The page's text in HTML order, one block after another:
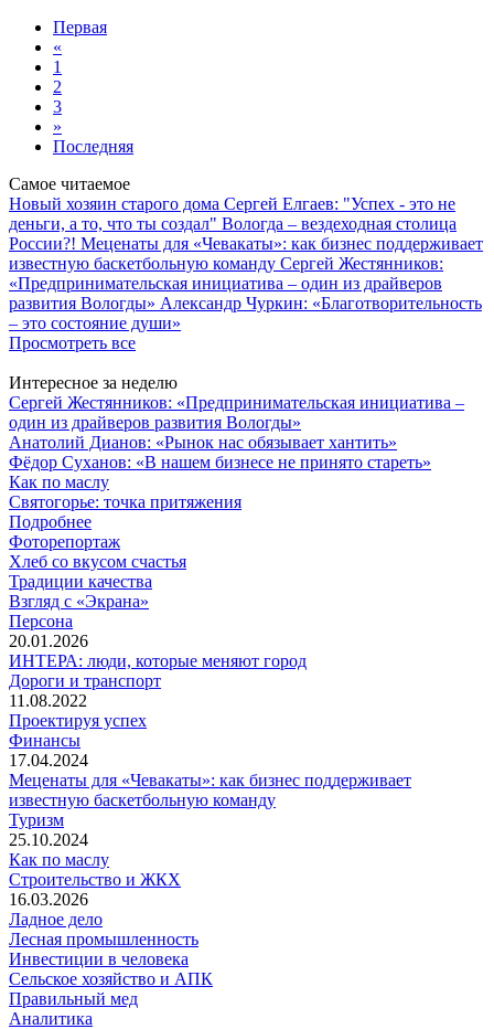
Первая
«
1
2
3
»
Последняя
Самое читаемое
Новый хозяин старого дома Сергей Елгаев: "Успех - это не
деньги, а то, что ты создал" Вологда – вездеходная столица
России?! Меценаты для «Чевакаты»: как бизнес поддерживает
известную баскетбольную команду Сергей Жестянников:
«Предпринимательская инициатива – один из драйверов
развития Вологды» Александр Чуркин: «Благотворительность
– это состояние души»
Просмотреть все
Интересное за неделю
Сергей Жестянников: «Предпринимательская инициатива –
один из драйверов развития Вологды»
Анатолий Дианов: «Рынок нас обязывает хантить»
Фёдор Суханов: «В нашем бизнесе не принято стареть»
Как по маслу
Святогорье: точка притяжения
Подробнее
Фоторепортаж
Хлеб со вкусом счастья
Традиции качества
Взгляд с «Экрана»
Персона
20.01.2026
ИНТЕРА: люди, которые меняют город
Дороги и транспорт
11.08.2022
Проектируя успех
Финансы
17.04.2024
Меценаты для «Чевакаты»: как бизнес поддерживает
известную баскетбольную команду
Туризм
25.10.2024
Как по маслу
Строительство и ЖКХ
16.03.2026
Ладное дело
Лесная промышленность
Инвестиции в человека
Сельское хозяйство и АПК
Правильный мед
Аналитика